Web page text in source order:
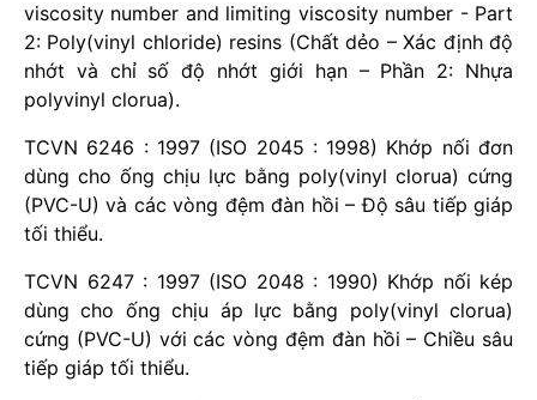
viscosity number and limiting viscosity number - Part
2: Poly(vinyl chloride) resins (Chất dẻo – Xác định độ
nhớt và chỉ số độ nhớt giới hạn – Phần 2: Nhựa
polyvinyl clorua).
TCVN 6246 : 1997 (ISO 2045 : 1998) Khớp nối đơn
dùng cho ống chịu lực bằng poly(vinyl clorua) cứng
(PVC-U) và các vòng đệm đàn hồi – Độ sâu tiếp giáp
tối thiểu.
TCVN 6247 : 1997 (ISO 2048 : 1990) Khớp nối kép
dùng cho ống chịu áp lực bằng poly(vinyl clorua)
cứng (PVC-U) với các vòng đệm đàn hồi – Chiều sâu
tiếp giáp tối thiểu.